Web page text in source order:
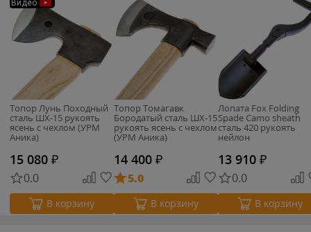
Видео
Топор Лунь Походный
сталь ШХ-15 рукоять
ясень с чехлом (УРМ
Аника)
15 080 ₽
0.0
В корзину
Топор Томагавк
Бородатый сталь ШХ-15
рукоять ясень с чехлом
(УРМ Аника)
14 400 ₽
5.0
В корзину
Лопата Fox Folding
Spade Camo sheath
сталь 420 рукоять
нейлон
13 910 ₽
0.0
В корзину